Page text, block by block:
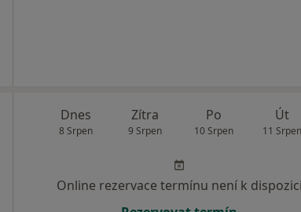
Dnes
8 Srpen
Zítra
9 Srpen
Po
10 Srpen
Út
11 Srpen
Online rezervace termínu není k dispozici